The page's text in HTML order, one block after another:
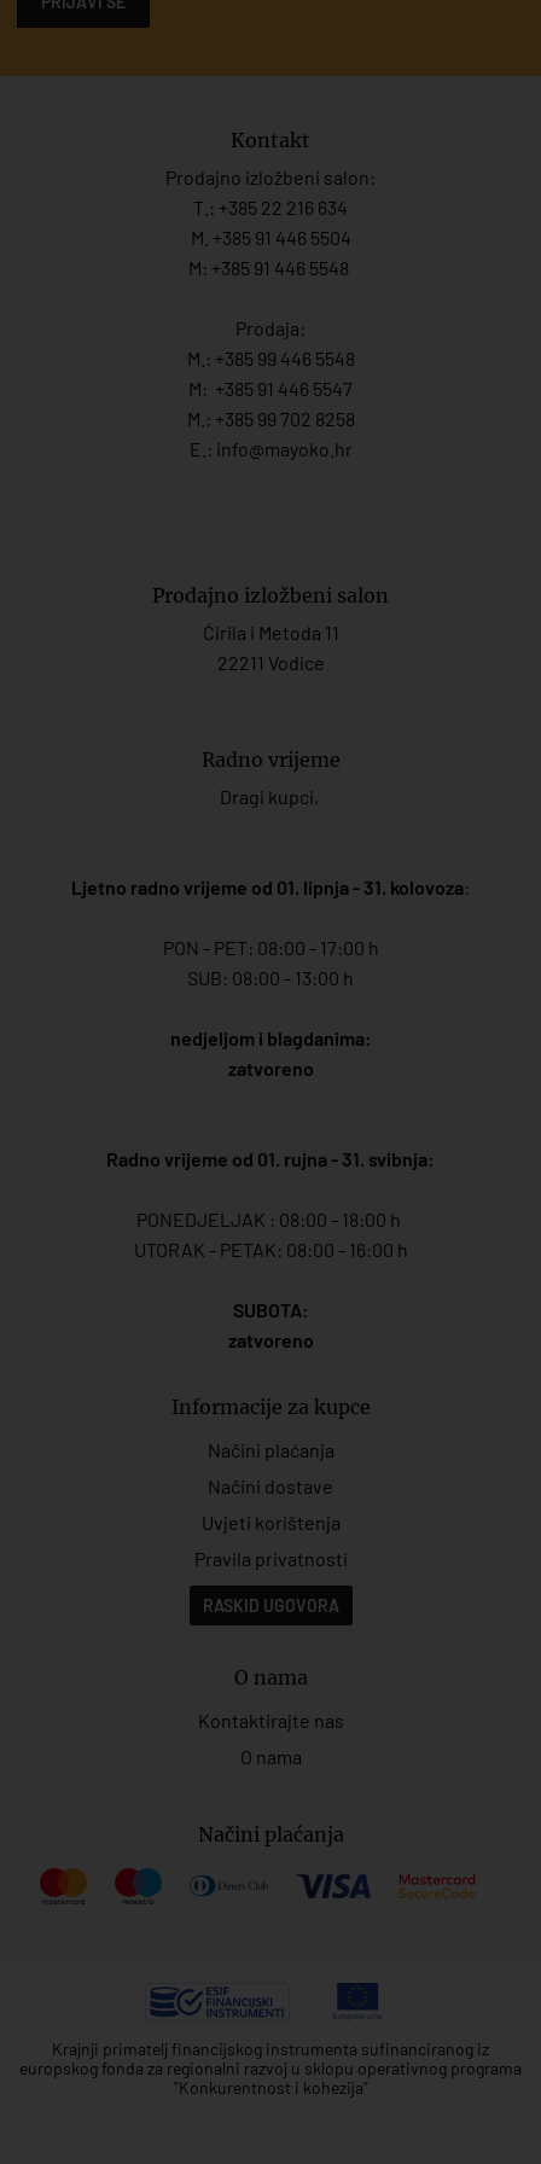
Kontakt
Prodajno izložbeni salon:
T.: +385 22 216 634
M. +385 91 446 5504
M: +385 91 446 5548
Prodaja:
M.: +385 99 446 5548
M: +385 91 446 5547
M.: +385 99 702 8258
E.: info@mayoko. hr
Prodajno izložbeni salon
Ćirila i Metoda 11
22211 Vodice
Radno vrijeme
Dragi kupci,
Ljetno radno vrijeme od 01. lipnja - 31. kolovoza:
PON - PET: 08:00 - 17:00 h
SUB: 08:00 - 13:00 h
nedjeljom i blagdanima:
zatvoreno
Radno vrijeme od 01. rujna - 31. svibnja:
PONEDJELJAK : 08:00 - 18:00 h
UTORAK - PETAK: 08:00 - 16:00 h
SUBOTA:
zatvoreno
Informacije za kupce
Načini plaćanja
Načini dostave
Uvjeti korištenja
Pravila privatnosti
RASKID UGOVORA
O nama
Kontaktirajte nas
O nama
Načini plaćanja
Krajnji primatelj financijskog instrumenta sufinanciranog iz
europskog fonda za regionalni razvoj u sklopu operativnog programa
"Konkurentnost i kohezija"